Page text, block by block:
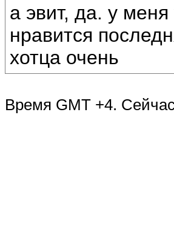
а эвит, да. у
нравится
хотца очень
Время GMT +4.